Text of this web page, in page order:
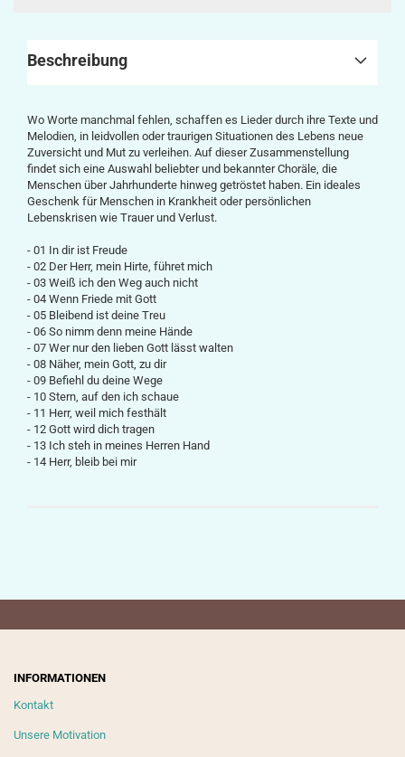
Beschreibung
Wo Worte manchmal fehlen, schaffen es Lieder durch ihre Texte und
Melodien, in leidvollen oder traurigen Situationen des Lebens neue
Zuversicht und Mut zu verleihen. Auf dieser Zusammenstellung
findet sich eine Auswahl beliebter und bekannter Choräle, die
Menschen über Jahrhunderte hinweg getröstet haben. Ein ideales
Geschenk für Menschen in Krankheit oder persönlichen
Lebenskrisen wie Trauer und Verlust.
- 01 In dir ist Freude
- 02 Der Herr, mein Hirte, führet mich
- 03 Weiß ich den Weg auch nicht
- 04 Wenn Friede mit Gott
- 05 Bleibend ist deine Treu
- 06 So nimm denn meine Hände
- 07 Wer nur den lieben Gott lässt walten
- 08 Näher, mein Gott, zu dir
- 09 Befiehl du deine Wege
- 10 Stern, auf den ich schaue
- 11 Herr, weil mich festhält
- 12 Gott wird dich tragen
- 13 Ich steh in meines Herren Hand
- 14 Herr, bleib bei mir
INFORMATIONEN
Kontakt
Unsere Motivation